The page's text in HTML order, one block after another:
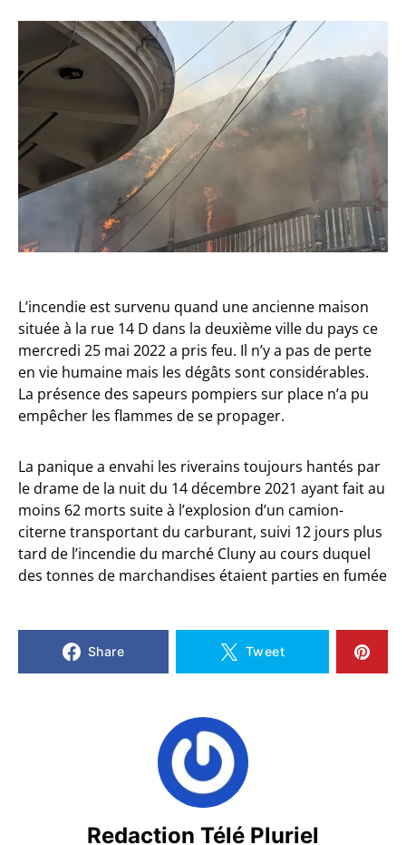
L’incendie est survenu quand une ancienne maison
située à la rue 14 D dans la deuxième ville du pays ce
mercredi 25 mai 2022 a pris feu. Il n’y a pas de perte
en vie humaine mais les dégâts sont considérables.
La présence des sapeurs pompiers sur place n’a pu
empêcher les flammes de se propager.
La panique a envahi les riverains toujours hantés par
le drame de la nuit du 14 décembre 2021 ayant fait au
moins 62 morts suite à l’explosion d’un camion-
citerne transportant du carburant, suivi 12 jours plus
tard de l’incendie du marché Cluny au cours duquel
des tonnes de marchandises étaient parties en fumée
Share Tweet
Redaction Télé Pluriel